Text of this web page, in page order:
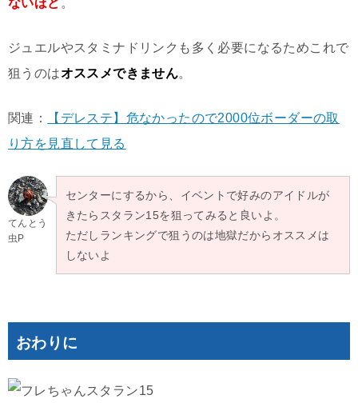
ないほど 。
ジュエルやスタミナドリンクも多く必要になるためこれで
狙うのはオススメできません。
関連：
【デレステ】危なかったので2000位ボーダーの取
り方を見直して見る
てんとう
虫P
センターにするから、イベントで好みのアイドルが
きたらスタラン15を狙ってみると良いよ。
ただしランキングで狙うのは地獄だからオススメは
しないよ
おわりに